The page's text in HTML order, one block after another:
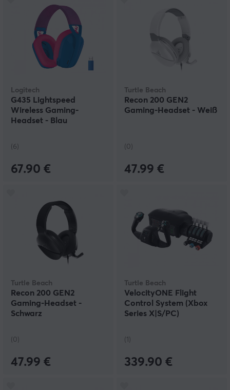
Logitech
G435 Lightspeed
Wireless Gaming-
Headset - Blau
(6)
67.90 €
Turtle Beach
Recon 200 GEN2
Gaming-Headset - Weiß
(0)
47.99 €
Turtle Beach
Recon 200 GEN2
Gaming-Headset -
Schwarz
(0)
47.99 €
Turtle Beach
VelocityONE Flight
Control System (Xbox
Series X|S/PC)
(1)
339.90 €